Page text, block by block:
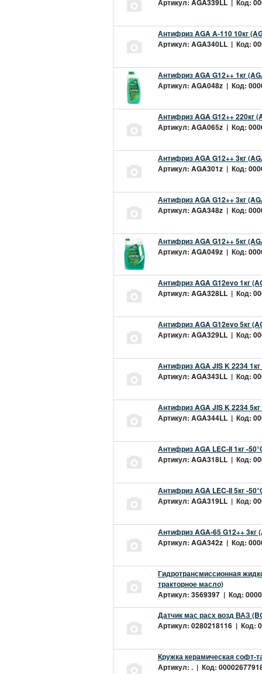
Артикул: AGA339LL | Код:
Антифриз AGA A-110 10кг
Артикул: AGA340LL | Код:
Антифриз AGA G12++ 1кг
Артикул: AGA048z | Код:
Антифриз AGA G12++ 220кг
Артикул: AGA065z | Код:
Антифриз AGA G12++ 3кг
Артикул: AGA301z | Код:
Антифриз AGA G12++ 3кг
Артикул: AGA348z | Код:
Антифриз AGA G12++ 5кг
Артикул: AGA049z | Код:
Антифриз AGA G12evo 1кг
Артикул: AGA328LL | Код:
Антифриз AGA G12evo 5кг
Артикул: AGA329LL | Код:
Антифриз AGA JIS K 2234
Артикул: AGA343LL | Код:
Антифриз AGA JIS K 2234
Артикул: AGA344LL | Код:
Антифриз AGA LEC-II 1кг -
Артикул: AGA318LL | Код:
Антифриз AGA LEC-II 5кг -
Артикул: AGA319LL | Код:
Антифриз AGA-65 G12++ 3кг
Артикул: AGA342z | Код:
Гидротрансмиссионная
тракторное масло)
Артикул: 3569397 | Код:
Датчик мас расх возд ВАЗ
Артикул: 0280218116 | Код:
Кружка керамическая софт-
Артикул: . | Код: